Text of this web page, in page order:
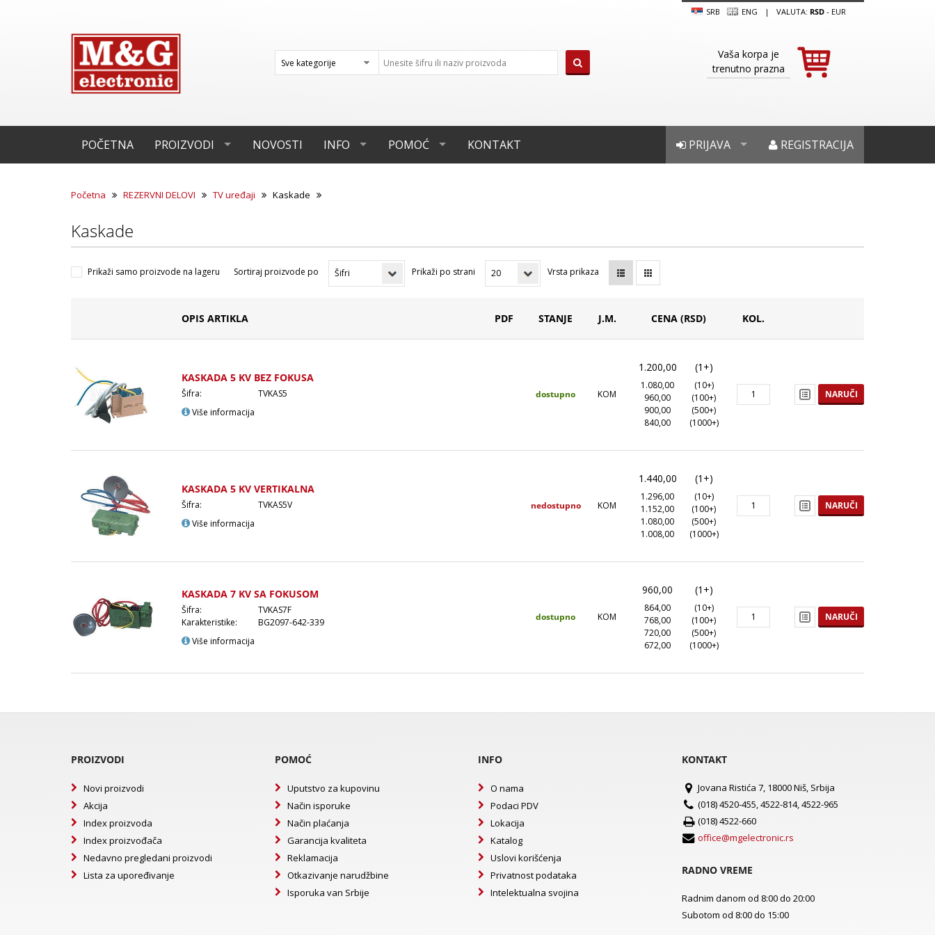
SRB ENG | VALUTA: RSD- EUR
Vaša korpa je
trenutno prazna
POČETNA PROIZVODI NOVOSTI INFO POMOĆ KONTAKT REGISTRACIJA
PRIJAVA
Početna REZERVNI DELOVI TV uređaji Kaskade
Kaskade
Prikaži samo proizvode na lageru Sortiraj proizvode po Prikaži po strani Vrsta prikaza
OPIS ARTIKLA PDF STANJE J.M. CENA (RSD) KOL.
KASKADA 5 KV BEZ FOKUSA
Šifra:
TVKAS5
Više informacija
dostupno KOM
1.200,00 (1+)
1.080,00
(10+)
960,00
(100+)
900,00
(500+)
840,00
(1000+)
NARUČI
KASKADA 5 KV VERTIKALNA
Šifra:
TVKAS5V
Više informacija
nedostupno KOM
1.440,00 (1+)
1.296,00
(10+)
1.152,00
(100+)
1.080,00
(500+)
1.008,00
(1000+)
NARUČI
KASKADA 7 KV SA FOKUSOM
Šifra:
TVKAS7F
Karakteristike:
BG2097-642-339
Više informacija
dostupno KOM
960,00 (1+)
864,00
(10+)
768,00
(100+)
720,00
(500+)
672,00
(1000+)
NARUČI
PROIZVODI
Novi proizvodi
Akcija
Index proizvoda
Index proizvođača
Nedavno pregledani proizvodi
Lista za upoređivanje
POMOĆ
Uputstvo za kupovinu
Način isporuke
Način plaćanja
Garancija kvaliteta
Reklamacija
Otkazivanje narudžbine
Isporuka van Srbije
INFO
O nama
Podaci PDV
Lokacija
Katalog
Uslovi korišćenja
Privatnost podataka
Intelektualna svojina
KONTAKT
Jovana Ristića 7, 18000 Niš, Srbija
(018) 4520-455, 4522-814, 4522-965
(018) 4522-660
office@mgelectronic.rs
RADNO VREME
Radnim danom od 8:00 do 20:00
Subotom od 8:00 do 15:00